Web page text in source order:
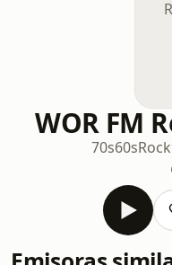
WOR FM
70s60sRock